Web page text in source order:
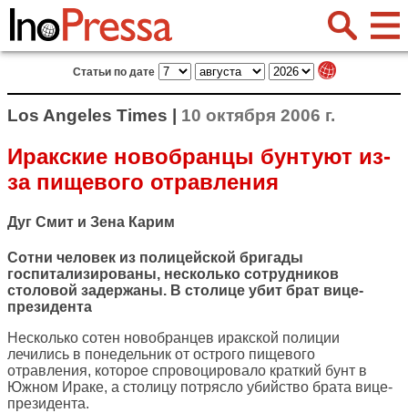
Статьи по дате
Los Angeles Times | 10 октября 2006 г.
Иракские новобранцы бунтуют из-
за пищевого отравления
Дуг Смит и Зена Карим
Сотни человек из полицейской бригады
госпитализированы, несколько сотрудников
столовой задержаны. В столице убит брат вице-
президента
Несколько сотен новобранцев иракской полиции
лечились в понедельник от острого пищевого
отравления, которое спровоцировало краткий бунт в
Южном Ираке, а столицу потрясло убийство брата вице-
президента.